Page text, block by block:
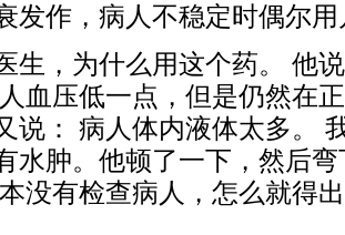
发作，病人不稳定时偶尔用
生，为什么用这个药。 他
血压低一点，但是仍然在
说： 病人体内液体太多。
水肿。他顿了一下，然后
没有检查病人，怎么就得